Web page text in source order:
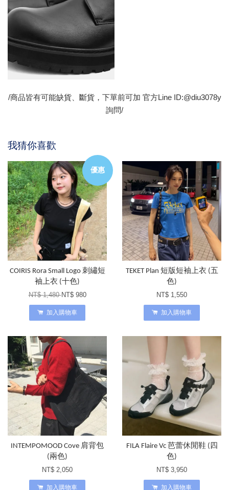
/商品皆有可能缺貨、斷貨，下單前可加 官方Line ID:@diu3078y
詢問/
我猜你喜歡
優惠
COIRIS Rora Small Logo 刺繡短
袖上衣 (十色)
NT$ 1,480NT$ 980
加入購物車
TEKET Plan 短版短袖上衣 (五
色)
NT$ 1,550
加入購物車
INTEMPOMOOD Cove 肩背包
(兩色)
NT$ 2,050
加入購物車
FILA Flaire Vc 芭蕾休閒鞋 (四
色)
NT$ 3,950
加入購物車